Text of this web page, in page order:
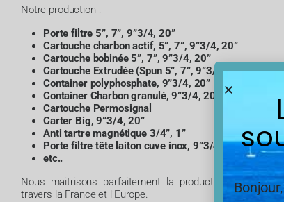
Notre production :
Porte filtre 5”, 7”, 9”3/4, 20”
Cartouche charbon actif, 5”, 7”, 9”3/4, 20”
Cartouche bobinée5”, 7”, 9”3/4, 20”
Cartouche Extrudée (Spun 5”, 7”, 9”3/4, 20”, 30”,
Container polyphosphate, 9”3/4, 20”
Container Charbon granulé,9”3/4, 20”
Cartouche Permosignal
Carter Big,9”3/4, 20”
Anti tartre magnétique 3/4”, 1”
Porte filtre tête laiton cuve inox, 9”3/4, 20”
etc..
Nous maitrisons parfaitement la production, mais
travers la France et l’Europe.
Bonjour,